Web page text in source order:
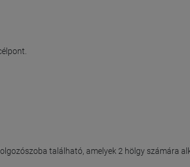
található, amelyek 2 hölgy számára